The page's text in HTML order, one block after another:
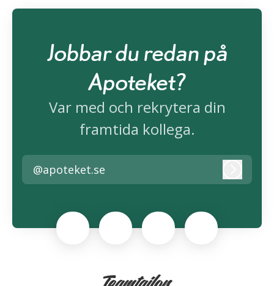
Jobbar du redan på
Apoteket?
Var med och rekrytera din
framtida kollega.
@apoteket.se